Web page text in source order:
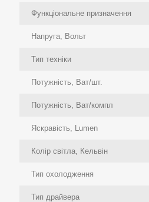
Функціональне призначення
Напруга, Вольт
Тип техніки
Потужність, Ват/шт.
Потужність, Ват/компл
Яскравість, Lumen
Колір світла, Кельвін
Тип охолодження
Тип драйвера